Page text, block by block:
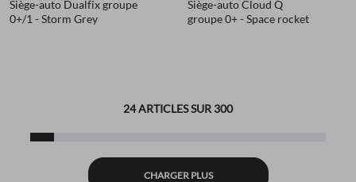
Siège-auto Dualfix groupe
0+/1 - Storm Grey
Siège-auto Cloud Q
groupe 0+ - Space rocket
24 ARTICLES SUR 300
CHARGER PLUS